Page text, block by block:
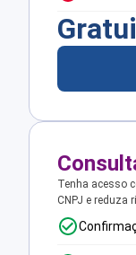
Tenha acesso
CNPJ e reduza